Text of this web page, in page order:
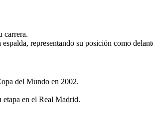
carrera.
representando su posición como
del Mundo en 2002.
en el Real Madrid.